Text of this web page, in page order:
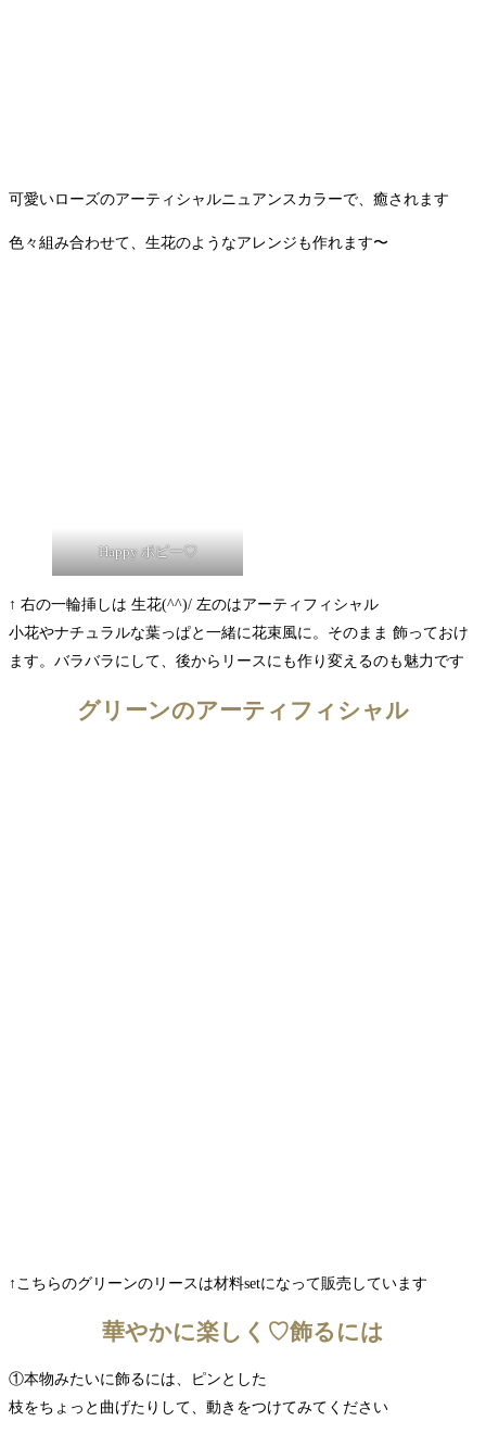
可愛いローズのアーティシャルニュアンスカラーで、癒されます
色々組み合わせて、生花のようなアレンジも作れます〜
Happy ポピー♡
↑ 右の一輪挿しは 生花(^^)/ 左のはアーティフィシャル
小花やナチュラルな葉っぱと一緒に花束風に。そのまま 飾っておけ
ます。バラバラにして、後からリースにも作り変えるのも魅力です
グリーンのアーティフィシャル
↑こちらのグリーンのリースは材料setになって販売しています
華やかに楽しく♡飾るには
①本物みたいに飾るには、ピンとした
枝をちょっと曲げたりして、動きをつけてみてください